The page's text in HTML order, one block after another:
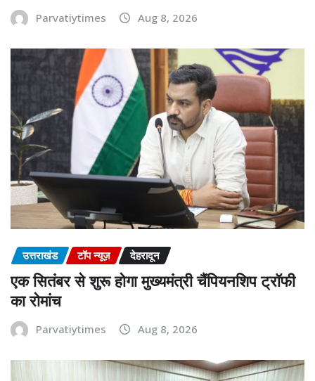
Parvatiytimes Aug 8, 2026
उत्तराखंड टॉप न्यूज़ देहरादून
एक सितंबर से शुरू होगा मुख्यमंत्री चैंपियनशिप ट्रॉफी
का रोमांच
Parvatiytimes Aug 8, 2026